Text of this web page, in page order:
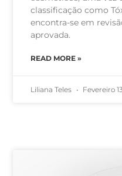
classificação como
encontra-se em
aprovada.
READ MORE »
Liliana Teles Fevereiro